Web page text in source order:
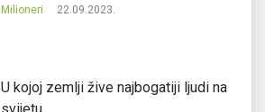
Milioneri 22.09.2023.
U kojoj zemlji žive najbogatiji ljudi na